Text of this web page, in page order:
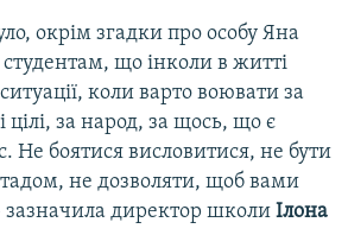
окрім згадки про особу Яна
що інколи в житті
коли варто воювати за
цілі, за народ, за щось, що є
Не боятися висловитися, не бути
не дозволяти, щоб вами
директор школи Ілона